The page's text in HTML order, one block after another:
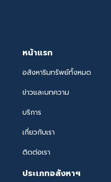
หน้าแรก
อสังหาริมทรัพย์ทั้งหมด
ข่าวและบทความ
บริการ
เกี่ยวกับเรา
ติดต่อเรา
ประเภทอสังหาฯ